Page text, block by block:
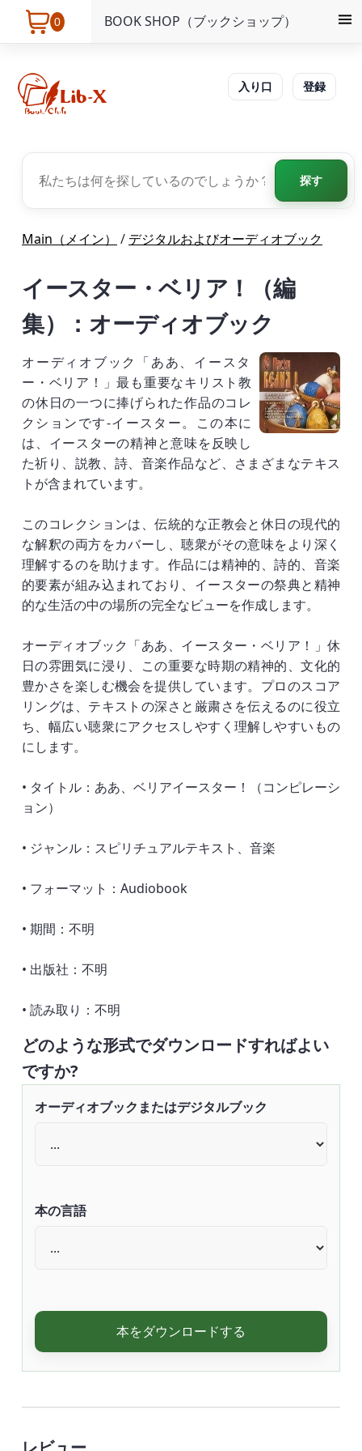
0 BOOK SHOP（ブックショップ）
入り口 登録
探す
Main（メイン） / デジタルおよびオーディオブック
イースター・ベリア！（編
集）：オーディオブック
オーディオブック「ああ、イースタ
ー・ベリア！」最も重要なキリスト教
の休日の一つに捧げられた作品のコレ
クションです-イースター。この本に
は、イースターの精神と意味を反映し
た祈り、説教、詩、音楽作品など、さまざまなテキス
トが含まれています。
このコレクションは、伝統的な正教会と休日の現代的
な解釈の両方をカバーし、聴衆がその意味をより深く
理解するのを助けます。作品には精神的、詩的、音楽
的要素が組み込まれており、イースターの祭典と精神
的な生活の中の場所の完全なビューを作成します。
オーディオブック「ああ、イースター・ベリア！」休
日の雰囲気に浸り、この重要な時期の精神的、文化的
豊かさを楽しむ機会を提供しています。プロのスコア
リングは、テキストの深さと厳粛さを伝えるのに役立
ち、幅広い聴衆にアクセスしやすく理解しやすいもの
にします。
• タイトル：ああ、ベリアイースター！（コンピレーシ
ョン）
• ジャンル：スピリチュアルテキスト、音楽
• フォーマット：Audiobook
• 期間：不明
• 出版社：不明
• 読み取り：不明
どのような形式でダウンロードすればよい
ですか?
オーディオブックまたはデジタルブック
本の言語
本をダウンロードする